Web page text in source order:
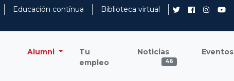
Educación contínua
Biblioteca virtual
Alumni
Tu
empleo
Noticias
46
Eventos